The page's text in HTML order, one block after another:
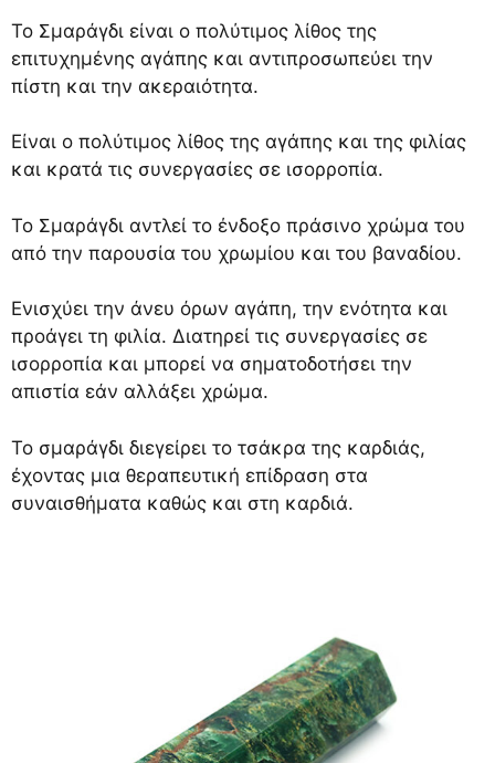
Το Σμαράγδι είναι ο πολύτιμος λίθος της
επιτυχημένης αγάπης και αντιπροσωπεύει την
πίστη και την ακεραιότητα.
Είναι ο πολύτιμος λίθος της αγάπης και της φιλίας
και κρατά τις συνεργασίες σε ισορροπία.
Το Σμαράγδι αντλεί το ένδοξο πράσινο χρώμα του
από την παρουσία του χρωμίου και του βαναδίου.
Ενισχύει την άνευ όρων αγάπη, την ενότητα και
προάγει τη φιλία. Διατηρεί τις συνεργασίες σε
ισορροπία και μπορεί να σηματοδοτήσει την
απιστία εάν αλλάξει χρώμα.
Το σμαράγδι διεγείρει το τσάκρα της καρδιάς,
έχοντας μια θεραπευτική επίδραση στα
συναισθήματα καθώς και στη καρδιά.